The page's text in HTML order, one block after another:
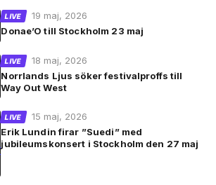
LIVE
19 maj, 2026
Donae’O till Stockholm 23 maj
LIVE
18 maj, 2026
Norrlands Ljus söker festivalproffs till
Way Out West
LIVE
15 maj, 2026
Erik Lundin firar ”Suedi” med
jubileumskonsert i Stockholm den 27 maj